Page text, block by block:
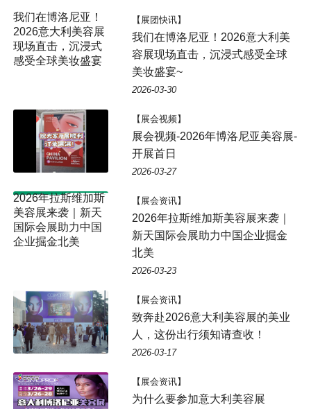
我们在博洛尼亚！
2026意大利美容展
现场直击，沉浸式
感受全球美妆盛宴
【展团快讯】
我们在博洛尼亚！2026意大利美
容展现场直击，沉浸式感受全球
美妆盛宴~
2026-03-30
【展会视频】
展会视频-2026年博洛尼亚美容展-
开展首日
2026-03-27
【展会资讯】
2026年拉斯维加斯美容展来袭｜
新天国际会展助力中国企业掘金
北美
2026-03-23
【展会资讯】
致奔赴2026意大利美容展的美业
人，这份出行须知请查收！
2026-03-17
【展会资讯】
为什么要参加意大利美容展